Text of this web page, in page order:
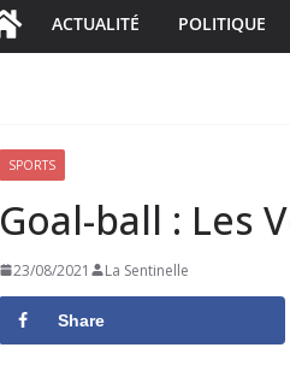
ACTUALITÉ POLITIQUE
SPORTS
Goal-ball : Les
23/08/2021 La Sentinelle
Share